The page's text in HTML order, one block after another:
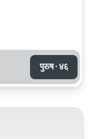
पुरुष · ४६